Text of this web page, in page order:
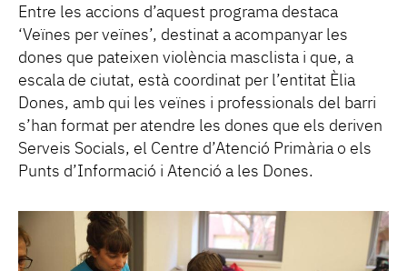
Entre les accions d’aquest programa destaca
‘Veïnes per veïnes’, destinat a acompanyar les
dones que pateixen violència masclista i que, a
escala de ciutat, està coordinat per l’entitat Èlia
Dones, amb qui les veïnes i professionals del barri
s’han format per atendre les dones que els deriven
Serveis Socials, el Centre d’Atenció Primària o els
Punts d’Informació i Atenció a les Dones.